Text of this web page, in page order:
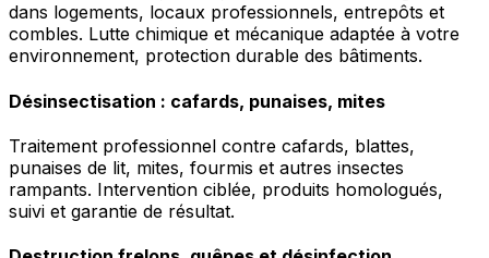
dans logements, locaux professionnels, entrepôts et
combles. Lutte chimique et mécanique adaptée à votre
environnement, protection durable des bâtiments.
Désinsectisation : cafards, punaises, mites
Traitement professionnel contre cafards, blattes,
punaises de lit, mites, fourmis et autres insectes
rampants. Intervention ciblée, produits homologués,
suivi et garantie de résultat.